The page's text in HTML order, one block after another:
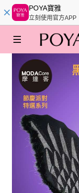
POYA寶雅
立刻使用官方APP